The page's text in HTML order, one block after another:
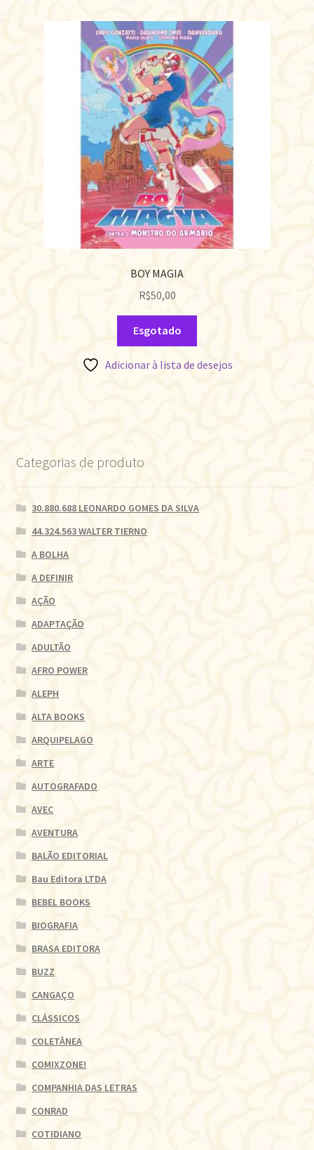
BOY MAGIA
R$50,00
Esgotado
Adicionar à lista de desejos
Categorias de produto
30.880.688 LEONARDO GOMES DA SILVA
44.324.563 WALTER TIERNO
A BOLHA
A DEFINIR
AÇÃO
ADAPTAÇÃO
ADULTÃO
AFRO POWER
ALEPH
ALTA BOOKS
ARQUIPELAGO
ARTE
AUTOGRAFADO
AVEC
AVENTURA
BALÃO EDITORIAL
Bau Editora LTDA
BEBEL BOOKS
BIOGRAFIA
BRASA EDITORA
BUZZ
CANGAÇO
CLÁSSICOS
COLETÂNEA
COMIXZONE!
COMPANHIA DAS LETRAS
CONRAD
COTIDIANO